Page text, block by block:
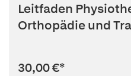
Leitfaden
Orthopädie und
30,00 €*